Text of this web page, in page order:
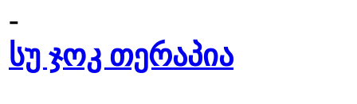
-
სუ ჯოკ თერაპია